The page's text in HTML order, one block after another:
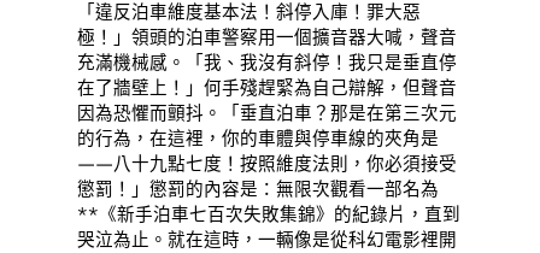
「違反泊車維度基本法！斜停入庫！罪大惡
極！」領頭的泊車警察用一個擴音器大喊，聲音
充滿機械感。「我、我沒有斜停！我只是垂直停
在了牆壁上！」何手殘趕緊為自己辯解，但聲音
因為恐懼而顫抖。「垂直泊車？那是在第三次元
的行為，在這裡，你的車體與停車線的夾角是
——八十九點七度！按照維度法則，你必須接受
懲罰！」懲罰的內容是：無限次觀看一部名為
**《新手泊車七百次失敗集錦》的紀錄片，直到
哭泣為止。就在這時，一輛像是從科幻電影裡開